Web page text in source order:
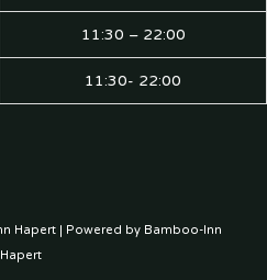
11:30 – 22:00
11:30- 22:00
Hapert | Powered by Bamboo-Inn
Hapert